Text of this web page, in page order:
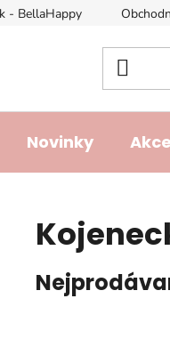
- BellaHappy
Novinky Akce